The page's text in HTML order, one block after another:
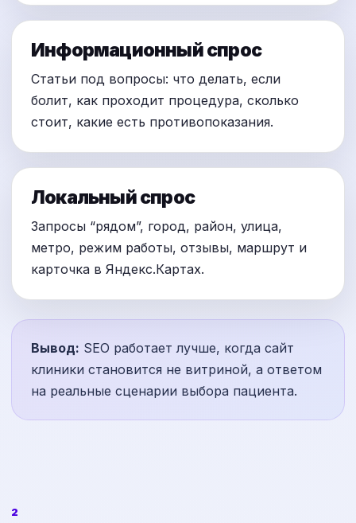
Информационный спрос
Статьи под вопросы: что делать, если
болит, как проходит процедура, сколько
стоит, какие есть противопоказания.
Локальный спрос
Запросы “рядом”, город, район, улица,
метро, режим работы, отзывы, маршрут и
карточка в Яндекс.Картах.
Вывод: SEO работает лучше, когда сайт
клиники становится не витриной, а ответом
на реальные сценарии выбора пациента.
2